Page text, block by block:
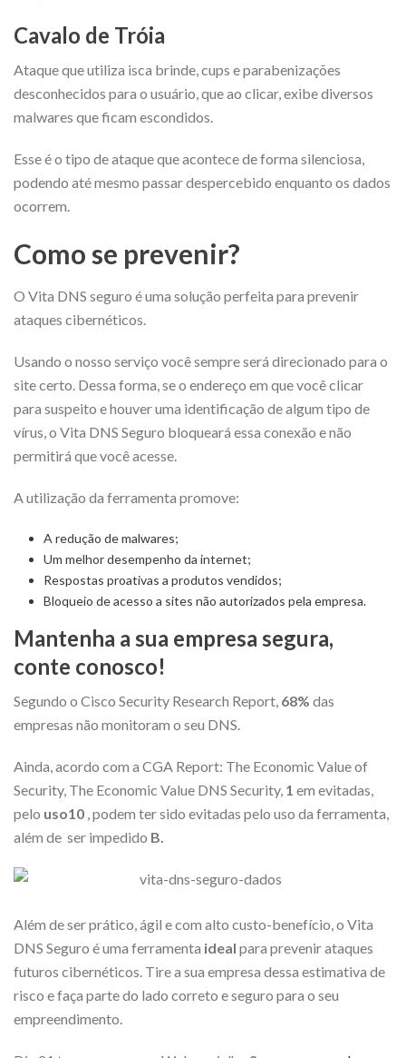
Cavalo de Tróia
Ataque que utiliza isca brinde, cups e parabenizações
desconhecidos para o usuário, que ao clicar, exibe diversos
malwares que ficam escondidos.
Esse é o tipo de ataque que acontece de forma silenciosa,
podendo até mesmo passar despercebido enquanto os dados
ocorrem.
Como se prevenir?
O Vita DNS seguro é uma solução perfeita para prevenir
ataques cibernéticos.
Usando o nosso serviço você sempre será direcionado para o
site certo. Dessa forma, se o endereço em que você clicar
para suspeito e houver uma identificação de algum tipo de
vírus, o Vita DNS Seguro bloqueará essa conexão e não
permitirá que você acesse.
A utilização da ferramenta promove:
A redução de malwares;
Um melhor desempenho da internet;
Respostas proativas a produtos vendidos;
Bloqueio de acesso a sites não autorizados pela empresa.
Mantenha a sua empresa segura,
conte conosco!
Segundo o Cisco Security Research Report, 68% das
empresas não monitoram o seu DNS.
Ainda, acordo com a CGA Report: The Economic Value of
Security, The Economic Value DNS Security, 1 em evitadas,
pelo uso10 , podem ter sido evitadas pelo uso da ferramenta,
além de ser impedido B.
Além de ser prático, ágil e com alto custo-benefício, o Vita
DNS Seguro é uma ferramenta ideal para prevenir ataques
futuros cibernéticos. Tire a sua empresa dessa estimativa de
risco e faça parte do lado correto e seguro para o seu
empreendimento.